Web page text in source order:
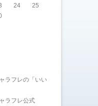
24
25
ラフレの「いい
ラフレ公式